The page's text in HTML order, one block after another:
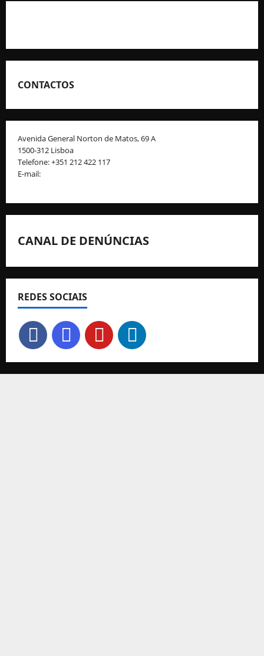
CONTACTOS
Avenida General Norton de Matos, 69 A
1500-312 Lisboa
Telefone: +351 212 422 117
E-mail:
CANAL DE DENÚNCIAS
REDES SOCIAIS